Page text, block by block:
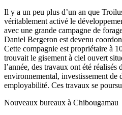
Il y a un peu plus d’un an que
véritablement activé le
avec une grande campagne de
Daniel Bergeron est devenu
Cette compagnie est propriétaire à
trouvait le gisement à ciel ouvert
l’année, des travaux ont été réalisés
environnemental, investissement de
employabilité. Ces travaux se
Nouveaux bureaux à Chibougamau